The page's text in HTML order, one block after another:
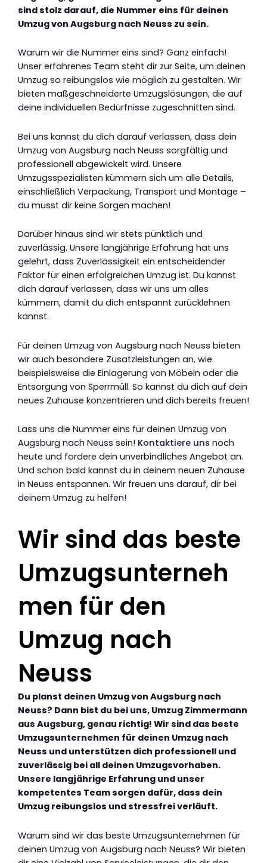
sind stolz darauf, die Nummer eins für deinen
Umzug von Augsburg nach Neuss zu sein.
Warum wir die Nummer eins sind? Ganz einfach!
Unser erfahrenes Team steht dir zur Seite, um deinen
Umzug so reibungslos wie möglich zu gestalten. Wir
bieten maßgeschneiderte Umzugslösungen, die auf
deine individuellen Bedürfnisse zugeschnitten sind.
Bei uns kannst du dich darauf verlassen, dass dein
Umzug von Augsburg nach Neuss sorgfältig und
professionell abgewickelt wird. Unsere
Umzugsspezialisten kümmern sich um alle Details,
einschließlich Verpackung, Transport und Montage –
du musst dir keine Sorgen machen!
Darüber hinaus sind wir stets pünktlich und
zuverlässig. Unsere langjährige Erfahrung hat uns
gelehrt, dass Zuverlässigkeit ein entscheidender
Faktor für einen erfolgreichen Umzug ist. Du kannst
dich darauf verlassen, dass wir uns um alles
kümmern, damit du dich entspannt zurücklehnen
kannst.
Für deinen Umzug von Augsburg nach Neuss bieten
wir auch besondere Zusatzleistungen an, wie
beispielsweise die Einlagerung von Möbeln oder die
Entsorgung von Sperrmüll. So kannst du dich auf dein
neues Zuhause konzentrieren und dich bereits freuen!
Lass uns die Nummer eins für deinen Umzug von
Augsburg nach Neuss sein! Kontaktiere uns noch
heute und fordere dein unverbindliches Angebot an.
Und schon bald kannst du in deinem neuen Zuhause
in Neuss entspannen. Wir freuen uns darauf, dir bei
deinem Umzug zu helfen!
Wir sind das beste
Umzugsunterneh
men für den
Umzug nach
Neuss
Du planst deinen Umzug von Augsburg nach
Neuss? Dann bist du bei uns, Umzug Zimmermann
aus Augsburg, genau richtig! Wir sind das beste
Umzugsunternehmen für deinen Umzug nach
Neuss und unterstützen dich professionell und
zuverlässig bei all deinen Umzugsvorhaben.
Unsere langjährige Erfahrung und unser
kompetentes Team sorgen dafür, dass dein
Umzug reibungslos und stressfrei verläuft.
Warum sind wir das beste Umzugsunternehmen für
deinen Umzug von Augsburg nach Neuss? Wir bieten